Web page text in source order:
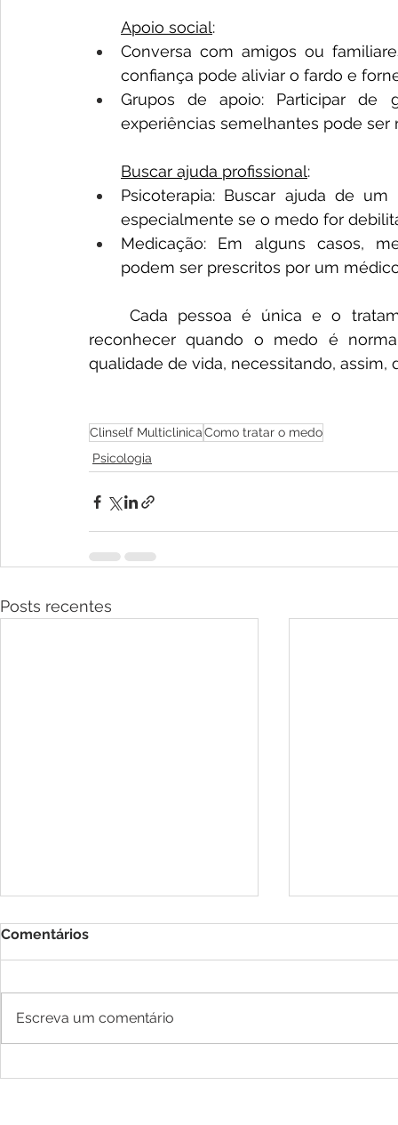
Apoio social:
Conversa com amigos ou
confiança pode aliviar o fardo e
Grupos de apoio: Participar de
experiências semelhantes pode ser
Buscar ajuda profissional:
Psicoterapia: Buscar ajuda de
especialmente se o medo for
Medicação: Em alguns casos,
podem ser prescritos por um
	Cada pessoa é única e o tratamento mais eficaz pode variar. É importante
reconhecer quando o medo é
qualidade de vida, necessitando,
Clinself MulticlinicaComo tratar o medo
Psicologia
Posts recentes
Comentários
Escreva um comentário